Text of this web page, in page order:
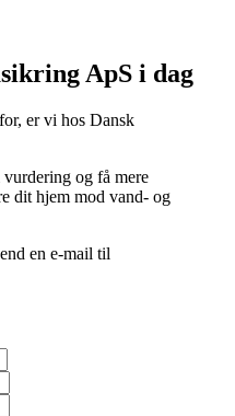
ApS i dag
er vi hos Dansk
og få mere
dit hjem mod vand- og
en e-mail til